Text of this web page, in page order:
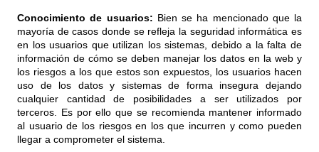
Conocimiento de usuarios: Bien se ha mencionado que la
mayoría de casos donde se refleja la seguridad informática es
en los usuarios que utilizan los sistemas, debido a la falta de
información de cómo se deben manejar los datos en la web y
los riesgos a los que estos son expuestos, los usuarios hacen
uso de los datos y sistemas de forma insegura dejando
cualquier cantidad de posibilidades a ser utilizados por
terceros. Es por ello que se recomienda mantener informado
al usuario de los riesgos en los que incurren y como pueden
llegar a comprometer el sistema.